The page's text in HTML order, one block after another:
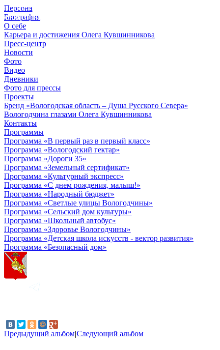
Персона
Биография
О себе
Карьера и достижения Олега Кувшинникова
Пресс-центр
Новости
Фото
Видео
Дневники
Фото для прессы
Проекты
Бренд «Вологодская область – Душа Русского Севера»
Вологодчина глазами Олега Кувшинникова
Контакты
Программы
Программа «В первый раз в первый класс»
Программа «Вологодский гектар»
Программа «Дороги 35»
Программа «Земельный сертификат»
Программа «Культурный экспресс»
Программа «С днем рождения, малыш!»
Программа «Народный бюджет»
Программа «Светлые улицы Вологодчины»
Программа «Сельский дом культуры»
Программа «Школьный автобус»
Программа «Здоровье Вологодчины»
Программа «Детская школа искусств - вектор развития»
Программа «Безопасный дом»
Предыдущий альбом|Следующий альбом
© 2012 - 2023,
КУВШИННИКОВ О.А.